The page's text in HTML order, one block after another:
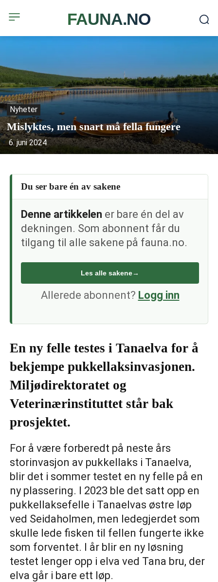
FAUNA.NO
Nyheter
Mislyktes, men snart må fella fungere
6. juni 2024
Du ser bare én av sakene
Denne artikkelen er bare én del av
dekningen. Som abonnent får du
tilgang til alle sakene på fauna.no.
Les alle sakene→
Allerede abonnent? Logg inn
En ny felle testes i Tanaelva for å
bekjempe pukkellaksinvasjonen.
Miljødirektoratet og
Veterinærinstituttet står bak
prosjektet.
For å være forberedt på neste års
storinvasjon av pukkellaks i Tanaelva,
blir det i sommer testet en ny felle på en
ny plassering. I 2023 ble det satt opp en
pukkellaksefelle i Tanaelvas østre løp
ved Seidaholmen, men ledegjerdet som
skulle lede fisken til fellen fungerte ikke
som forventet. I år blir en ny løsning
testet lenger opp i elva ved Tana bru, der
elva går i bare ett løp.